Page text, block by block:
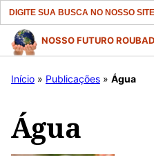
Search
for:
Pular
para
NOSSO FUTURO
Início » Publicações » Água
Água